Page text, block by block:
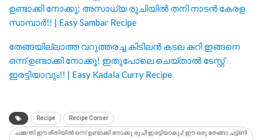
ഉണ്ടാക്കി നോക്കൂ; അസാധ്യ രുചിയിൽ തനി നാടൻ കേരള
സാമ്പാർ!! | Easy Sambar Recipe
തേങ്ങയില്ലാത്ത വറുത്തരച്ച കിടിലൻ കടല കറി ഇങ്ങനെ
ഒന്ന് ഉണ്ടാക്കി നോക്കൂ! ഇതുപോലെ ചെയ്താൽ ടേസ്റ്റ്
ഇരട്ടിയാവും!! | Easy Kadala Curry Recipe
Recipe Recipe Corner
ചമ്മന്തി ഈ രീതിയിൽ ഒന്ന് ഉണ്ടാക്കി നോക്കൂ രുചി ഇരട്ടിയാകും! ഈ ഒരു തേങ്ങാ ചട്ട്ണി